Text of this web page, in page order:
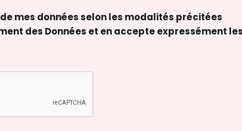
mes données selon les modalités précitées
des Données et en accepte expressément